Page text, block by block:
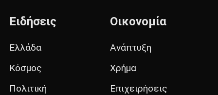
Ειδήσεις
Ελλάδα
Κόσμος
Πολιτική
Οικονομία
Ανάπτυξη
Χρήμα
Επιχειρήσεις